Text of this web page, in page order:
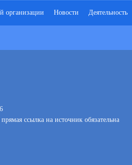
организации Новости Деятельность
ссылка на источник обязательна